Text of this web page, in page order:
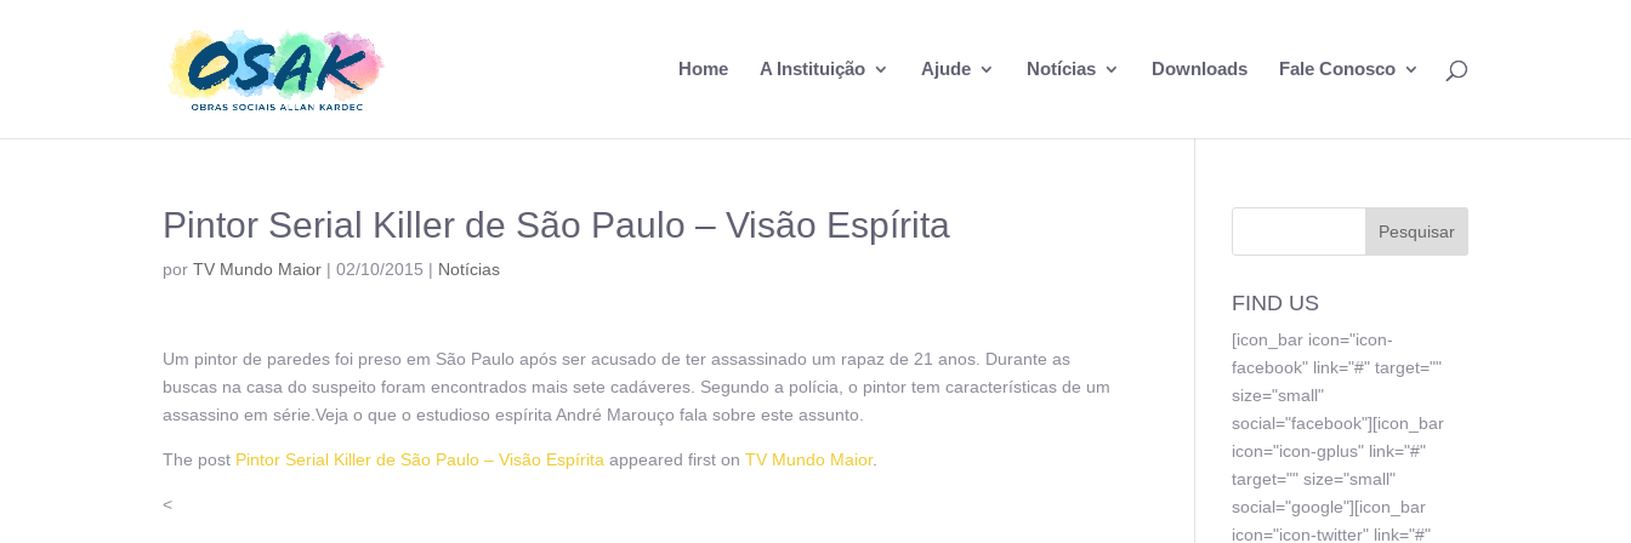
Home A Instituição Ajude Notícias Downloads Fale Conosco
Pintor Serial Killer de São Paulo – Visão Espírita
porTV Mundo Maior |02/10/2015 | Notícias
Um pintor de paredes foi preso em São Paulo após ser acusado de ter assassinado um rapaz de 21 anos. Durante as
buscas na casa do suspeito foram encontrados mais sete cadáveres. Segundo a polícia, o pintor tem características de um
assassino em série.Veja o que o estudioso espírita André Marouço fala sobre este assunto.
The post Pintor Serial Killer de São Paulo – Visão Espírita appeared first onTV Mundo Maior.
<
FIND US
[icon_bar icon="icon-
facebook" link="#" target=""
size="small"
social="facebook"][icon_bar
icon="icon-gplus" link="#"
target="" size="small"
social="google"][icon_bar
icon="icon-twitter" link="#"